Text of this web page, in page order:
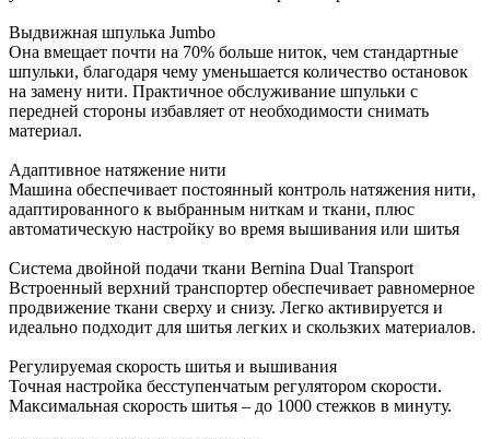
Выдвижная шпулька Jumbo
Она вмещает почти на 70% больше ниток, чем стандартные
шпульки, благодаря чему уменьшается количество остановок
на замену нити. Практичное обслуживание шпульки с
передней стороны избавляет от необходимости снимать
материал.
Адаптивное натяжение нити
Машина обеспечивает постоянный контроль натяжения нити,
адаптированного к выбранным ниткам и ткани, плюс
автоматическую настройку во время вышивания или шитья
Система двойной подачи ткани Bernina Dual Transport
Встроенный верхний транспортер обеспечивает равномерное
продвижение ткани сверху и снизу. Легко активируется и
идеально подходит для шитья легких и скользких материалов.
Регулируемая скорость шитья и вышивания
Точная настройка бесступенчатым регулятором скорости.
Максимальная скорость шитья – до 1000 стежков в минуту.